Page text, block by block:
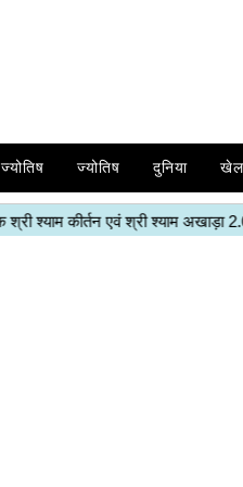
ज्योतिष ज्योतिष दुनिया खेल